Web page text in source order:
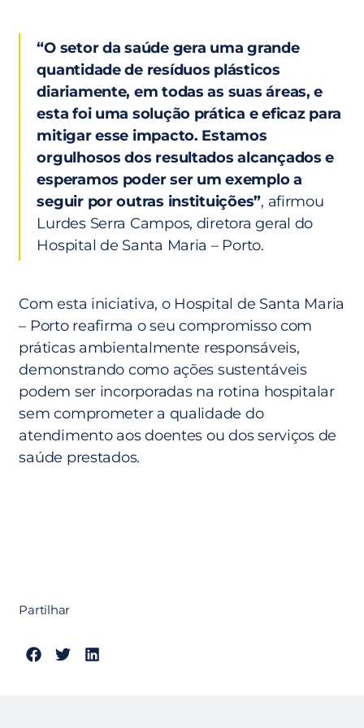
“O setor da saúde gera uma grande
quantidade de resíduos plásticos
diariamente, em todas as suas áreas, e
esta foi uma solução prática e eficaz para
mitigar esse impacto. Estamos
orgulhosos dos resultados alcançados e
esperamos poder ser um exemplo a
seguir por outras instituições”, afirmou
Lurdes Serra Campos, diretora geral do
Hospital de Santa Maria – Porto.
Com esta iniciativa, o Hospital de Santa Maria
– Porto reafirma o seu compromisso com
práticas ambientalmente responsáveis,
demonstrando como ações sustentáveis
podem ser incorporadas na rotina hospitalar
sem comprometer a qualidade do
atendimento aos doentes ou dos serviços de
saúde prestados.
Partilhar